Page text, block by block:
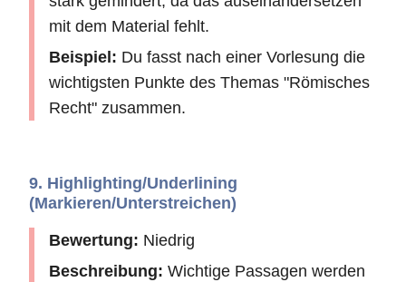
mit dem Material fehlt.
Beispiel: Du fasst nach einer Vorlesung die
wichtigsten Punkte des Themas "Römisches
Recht" zusammen.
9. Highlighting/Underlining
(Markieren/Unterstreichen)
Bewertung: Niedrig
Beschreibung: Wichtige Passagen werden